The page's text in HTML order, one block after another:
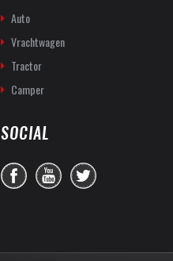
Auto
Vrachtwagen
Tractor
Camper
SOCIAL